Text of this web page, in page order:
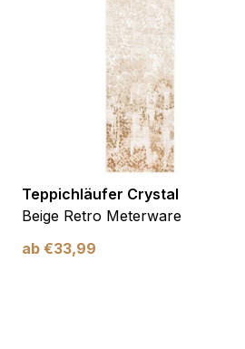
Teppichläufer Crystal
Beige Retro Meterware
ab €33,99